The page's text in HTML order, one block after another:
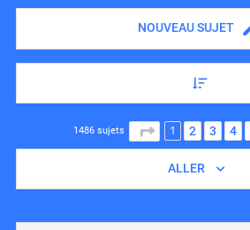
NOUVEAU SUJET
1486 sujets PAGE 1 SUR 30
1 2 3 4
ALLER